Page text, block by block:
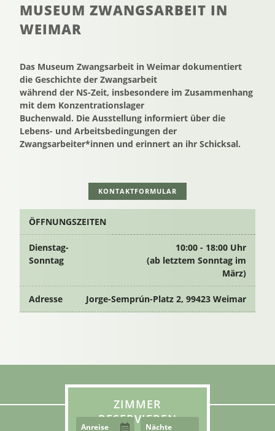
MUSEUM ZWANGSARBEIT IN
WEIMAR
Das Museum Zwangsarbeit in Weimar dokumentiert
die Geschichte der Zwangsarbeit
während der NS-Zeit, insbesondere im Zusammenhang
mit dem Konzentrationslager
Buchenwald. Die Ausstellung informiert über die
Lebens- und Arbeitsbedingungen der
Zwangsarbeiter*innen und erinnert an ihr Schicksal.
KONTAKTFORMULAR
ÖFFNUNGSZEITEN
Dienstag-
Sonntag
10:00 - 18:00 Uhr
(ab letztem Sonntag im
März)
Adresse Jorge-Semprún-Platz 2, 99423 Weimar
ZIMMER
RESERVIEREN